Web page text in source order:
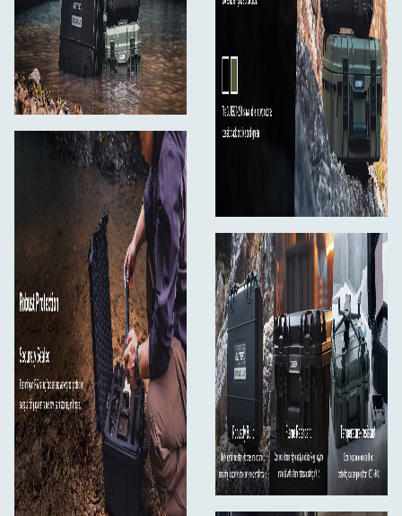
Į komplektą įeina: 1:
Tortoise T-230 apsauginis dėklas × 1
Suapvalintas dangčio putplastis × 1
Dugno putplastis × 1
Dvipusė lipni juosta × 1
Vartotojo vadovas × 1